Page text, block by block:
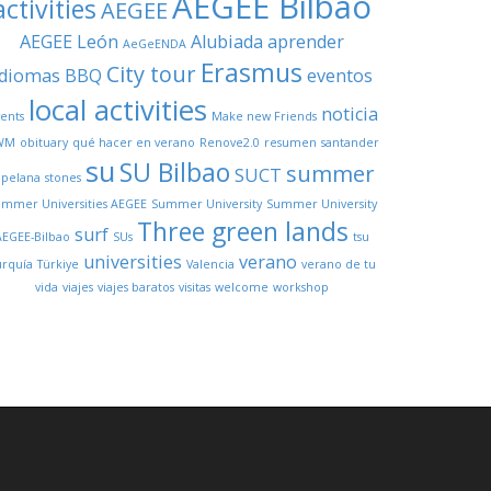
AEGEE
AEGEE León AeGeENDA Alubiada aprender
BBQ City tour Erasmus eventos
local activities Make new Friends noticia
obituary qué hacer en verano Renove2.0 resumen santander
stones suSU Bilbao SUCT summer
Universities AEGEE Summer University Summer University
Bilbao surf SUs Three green lands tsu
Türkiye universities Valencia verano verano de tu
vida viajes viajes baratos visitas welcome workshop